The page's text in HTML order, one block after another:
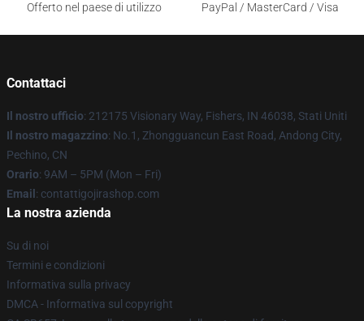
Offerto nel paese di utilizzo
PayPal / MasterCard / Visa
Contattaci
Il nostro ufficio: 212175 Visionary Way, Fishers, IN 46038, Stati Uniti
Il nostro magazzino: No.1, Zhongguancun East Road, Andong City,
Pechino, CN
Orario: 9AM – 5PM (Mon – Fri)
Email : contattigojirashop.com
La nostra azienda
Su di noi
Termini e condizioni
Informativa sulla privacy
DMCA - Informativa sul copyright